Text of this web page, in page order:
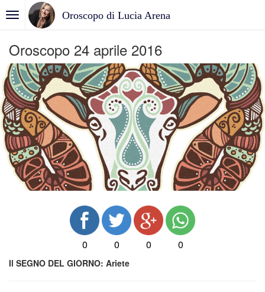
Oroscopo di Lucia Arena
Oroscopo 24 aprile 2016
0 0 0 0
Il SEGNO DEL GIORNO: Ariete